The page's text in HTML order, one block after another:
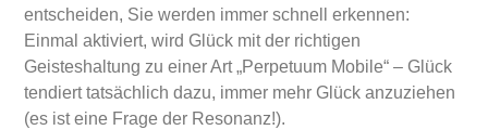
entscheiden, Sie werden immer schnell erkennen:
Einmal aktiviert, wird Glück mit der richtigen
Geisteshaltung zu einer Art „Perpetuum Mobile“ – Glück
tendiert tatsächlich dazu, immer mehr Glück anzuziehen
(es ist eine Frage der Resonanz!).